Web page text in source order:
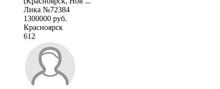
Лика №72384
1300000 руб.
Красноярск
612